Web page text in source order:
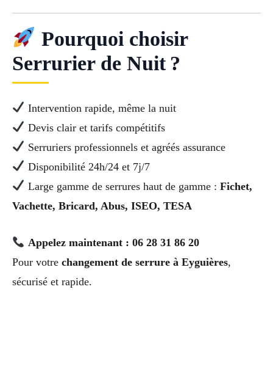
Pourquoi choisir
Serrurier de Nuit ?
Intervention rapide, même la nuit
Devis clair et tarifs compétitifs
Serruriers professionnels et agréés assurance
Disponibilité 24h/24 et 7j/7
Large gamme de serrures haut de gamme : Fichet,
Vachette, Bricard, Abus, ISEO, TESA
Appelez maintenant : 06 28 31 86 20
Pour votre changement de serrure à Eyguières,
sécurisé et rapide.